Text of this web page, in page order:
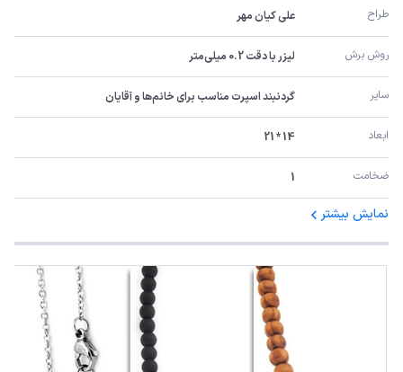
طراح علی کیان مهر
روش برش لیزر با دقت 0.2 میلی‌متر
سایر گردنبند اسپرت مناسب برای خانم‌ها و آقایان
ابعاد 14 * 21
ضخامت 1
نمایش بیشتر